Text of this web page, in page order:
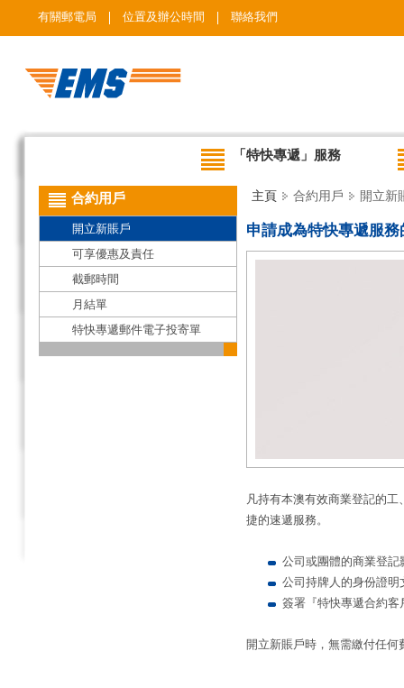
有關郵電局 位置及辦公時間 聯絡我們
「特快專遞」服務
合約用戶
開立新賬戶
可享優惠及責任
截郵時間
月結單
特快專遞郵件電子投寄單
主頁 合約用戶 開立新
申請成為特快專遞服務
凡持有本澳有效商業登記的
捷的速遞服務。
公司或團體的商業登記
公司持牌人的身份證明
簽署『特快專遞合約客
開立新賬戶時，無需繳付任何